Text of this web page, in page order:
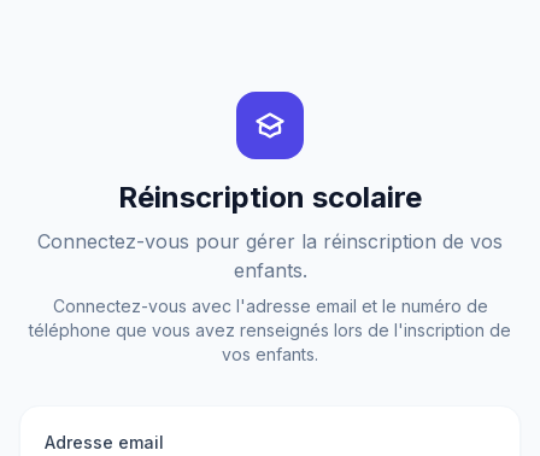
Réinscription scolaire
Connectez-vous pour gérer la réinscription de vos
enfants.
Connectez-vous avec l'adresse email et le numéro de
téléphone que vous avez renseignés lors de l'inscription de
vos enfants.
Adresse email